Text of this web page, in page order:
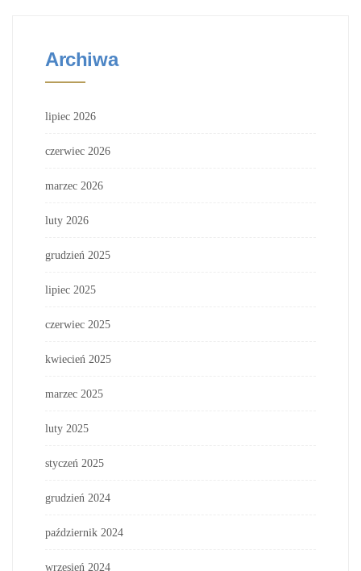
Archiwa
lipiec 2026
czerwiec 2026
marzec 2026
luty 2026
grudzień 2025
lipiec 2025
czerwiec 2025
kwiecień 2025
marzec 2025
luty 2025
styczeń 2025
grudzień 2024
październik 2024
wrzesień 2024